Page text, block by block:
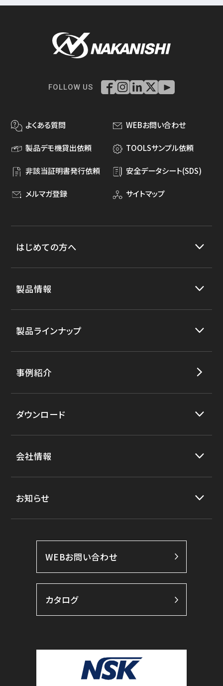
FOLLOW US
よくある質問 WEBお問い合わせ
製品デモ機貸出依頼 TOOLSサンプル依頼
非該当証明書発行依頼 安全データシート(SDS)
メルマガ登録 サイトマップ
はじめての方へ
製品情報
製品ラインナップ
事例紹介
ダウンロード
会社情報
お知らせ
WEBお問い合わせ
カタログ